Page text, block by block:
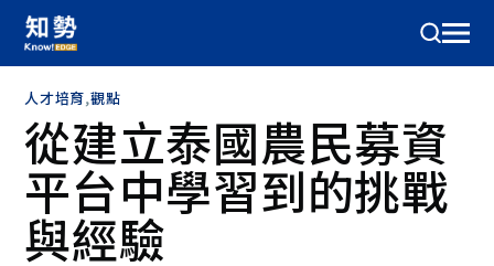
人才培育,觀點
從建立泰國農民募資
平台中學習到的挑戰
與經驗